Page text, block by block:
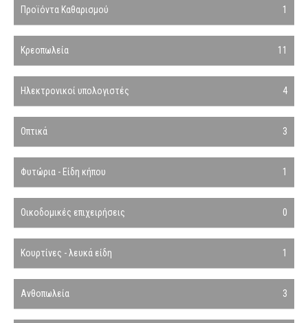
Προϊόντα Καθαρισμού 1
Κρεοπωλεία 11
Ηλεκτρονικοί υπολογιστές 4
Οπτικά 3
Φυτώρια - Είδη κήπου 1
Οικοδομικές επιχειρήσεις 0
Κουρτίνες - λευκά είδη 1
Ανθοπωλεία 3